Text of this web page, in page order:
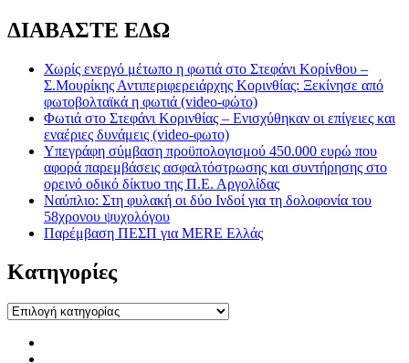
ΔΙΑΒΑΣΤΕ ΕΔΩ
Χωρίς ενεργό μέτωπο η φωτιά στο Στεφάνι Κορίνθου –
Σ.Μουρίκης Αντιπεριφερειάρχης Κορινθίας: Ξεκίνησε από
φωτοβολταϊκά η φωτιά (video-φώτο)
Φωτιά στο Στεφάνι Κορινθίας – Ενισχύθηκαν οι επίγειες και
εναέριες δυνάμεις (video-φωτο)
Υπεγράφη σύμβαση προϋπολογισμού 450.000 ευρώ που
αφορά παρεμβάσεις ασφαλτόστρωσης και συντήρησης στο
ορεινό οδικό δίκτυο της Π.Ε. Αργολίδας
Ναύπλιο: Στη φυλακή οι δύο Ινδοί για τη δολοφονία του
58χρονου ψυχολόγου
Παρέμβαση ΠΕΣΠ για MERE Ελλάς
Kατηγορίες
Kατηγορίες